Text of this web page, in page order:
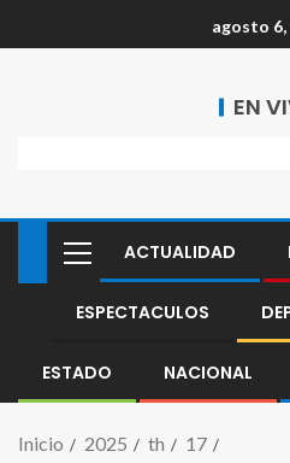
agosto 6,
EN
ACTUALIDAD
ESPECTACULOS
ESTADO NACIONAL
Inicio 2025 th
17